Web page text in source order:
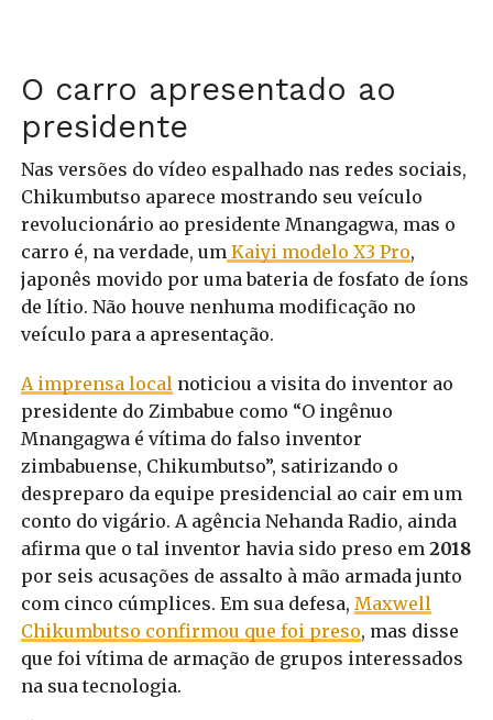
O carro apresentado ao
presidente
Nas versões do vídeo espalhado nas redes sociais,
Chikumbutso aparece mostrando seu veículo
revolucionário ao presidente Mnangagwa, mas o
carro é, na verdade, um Kaiyi modelo X3 Pro,
japonês movido por uma bateria de fosfato de íons
de lítio. Não houve nenhuma modificação no
veículo para a apresentação.
A imprensa local noticiou a visita do inventor ao
presidente do Zimbabue como “O ingênuo
Mnangagwa é vítima do falso inventor
zimbabuense, Chikumbutso”, satirizando o
despreparo da equipe presidencial ao cair em um
conto do vigário. A agência Nehanda Radio, ainda
afirma que o tal inventor havia sido preso em 2018
por seis acusações de assalto à mão armada junto
com cinco cúmplices. Em sua defesa, Maxwell
Chikumbutso confirmou que foi preso, mas disse
que foi vítima de armação de grupos interessados
na sua tecnologia.